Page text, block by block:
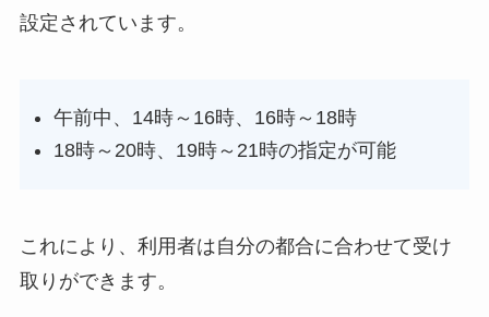
設定されています。
午前中、14時～16時、16時～18時
18時～20時、19時～21時の指定が可能
これにより、利用者は自分の都合に合わせて受け
取りができます。